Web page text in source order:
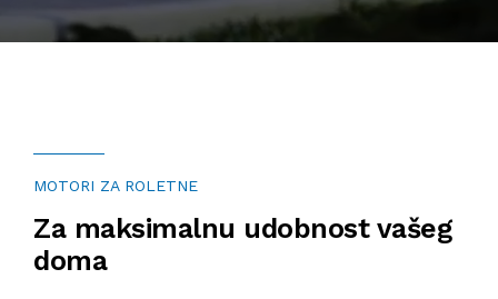
RAL MONTAŽA, LJEPILA I ČISTAČI
ALATI
MATERIJAL ZA TRANSPORT
MOTORI ZA ROLETNE
Za maksimalnu udobnost vašeg
doma